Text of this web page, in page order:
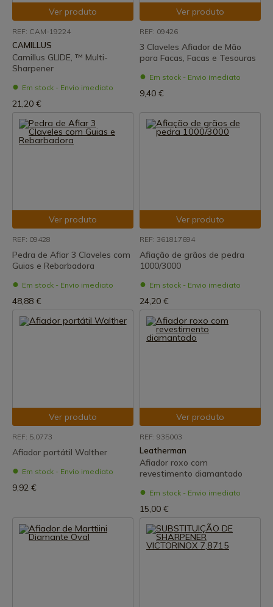
Ver produto
REF: CAM-19224
CAMILLUS
Camillus GLIDE, ™ Multi-
Sharpener
Em stock - Envio imediato
21,20 €
Ver produto
REF: 09426
3 Claveles Afiador de Mão
para Facas, Facas e Tesouras
Em stock - Envio imediato
9,40 €
Ver produto
REF: 09428
Pedra de Afiar 3 Claveles com
Guias e Rebarbadora
Em stock - Envio imediato
48,88 €
Ver produto
REF: 361817694
Afiação de grãos de pedra
1000/3000
Em stock - Envio imediato
24,20 €
Ver produto
REF: 5.0773
Afiador portátil Walther
Em stock - Envio imediato
9,92 €
Ver produto
REF: 935003
Leatherman
Afiador roxo com
revestimento diamantado
Em stock - Envio imediato
15,00 €